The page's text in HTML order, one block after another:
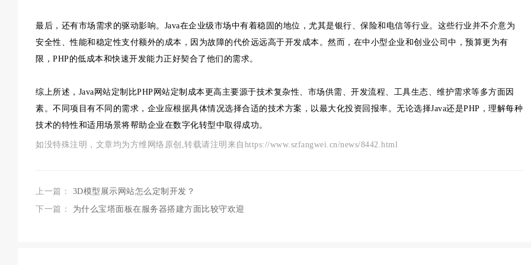
最后，还有市场需求的驱动影响。Java在企业级市场中有着稳固的地位，尤其是银行、保险和电信等行业。这些行业并不介意为
安全性、性能和稳定性支付额外的成本，因为故障的代价远远高于开发成本。然而，在中小型企业和创业公司中，预算更为有
限，PHP的低成本和快速开发能力正好契合了他们的需求。
综上所述，Java网站定制比PHP网站定制成本更高主要源于技术复杂性、市场供需、开发流程、工具生态、维护需求等多方面因
素。不同项目有不同的需求，企业应根据具体情况选择合适的技术方案，以最大化投资回报率。无论选择Java还是PHP，理解每种
技术的特性和适用场景将帮助企业在数字化转型中取得成功。
如没特殊注明，文章均为方维网络原创,转载请注明来自https://www.szfangwei.cn/news/8442.html
上一篇： 3D模型展示网站怎么定制开发？
下一篇： 为什么宝塔面板在服务器搭建方面比较守欢迎